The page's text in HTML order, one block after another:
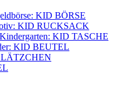
KID BÖRSE
KID RUCKSACK
KID TASCHE
KID BEUTEL
LÄTZCHEN